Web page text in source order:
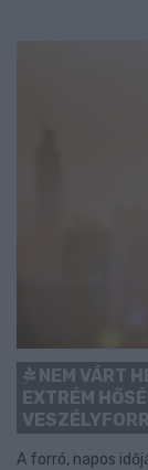
NEM VÁRT
EXTRÉM
A forró, napos